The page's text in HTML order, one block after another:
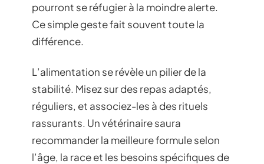
pourront se réfugier à la moindre alerte.
Ce simple geste fait souvent toute la
différence.
L’alimentation se révèle un pilier de la
stabilité. Misez sur des repas adaptés,
réguliers, et associez-les à des rituels
rassurants. Un vétérinaire saura
recommander la meilleure formule selon
l’âge, la race et les besoins spécifiques de